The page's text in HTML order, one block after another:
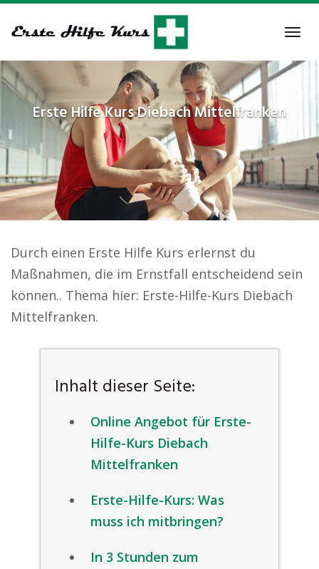
to
content
Erste Hilfe KursDiebach Mittelfranken
Durch einen Erste Hilfe Kurs erlernst du
Maßnahmen, die im Ernstfall entscheidend sein
können.. Thema hier: Erste-Hilfe-Kurs Diebach
Mittelfranken.
Inhalt dieser Seite:
Online Angebot für Erste-
Hilfe-Kurs Diebach
Mittelfranken
Erste-Hilfe-Kurs: Was
muss ich mitbringen?
In 3 Stunden zum